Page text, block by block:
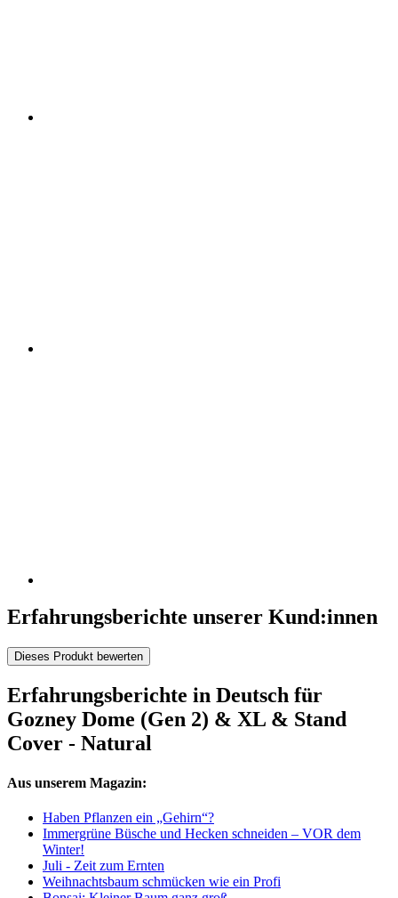
Erfahrungsberichte unserer Kund:innen
Dieses Produkt bewerten
Erfahrungsberichte in Deutsch für
Gozney Dome (Gen 2) & XL & Stand
Cover - Natural
Aus unserem Magazin:
Haben Pflanzen ein „Gehirn“?
Immergrüne Büsche und Hecken schneiden – VOR dem
Winter!
Juli - Zeit zum Ernten
Weihnachtsbaum schmücken wie ein Profi